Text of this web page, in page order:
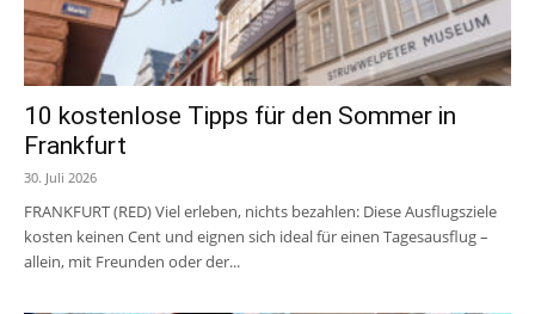
10 kostenlose Tipps für den Sommer in
Frankfurt
30. Juli 2026
FRANKFURT (RED) Viel erleben, nichts bezahlen: Diese Ausflugsziele
kosten keinen Cent und eignen sich ideal für einen Tagesausflug –
allein, mit Freunden oder der...